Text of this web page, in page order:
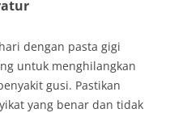
dengan pasta gigi
untuk menghilangkan
gusi. Pastikan
yang benar dan tidak